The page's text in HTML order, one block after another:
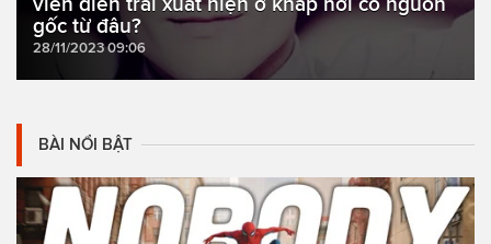
gốc từ đâu?
28/11/2023 09:06
BÀI NỔI BẬT